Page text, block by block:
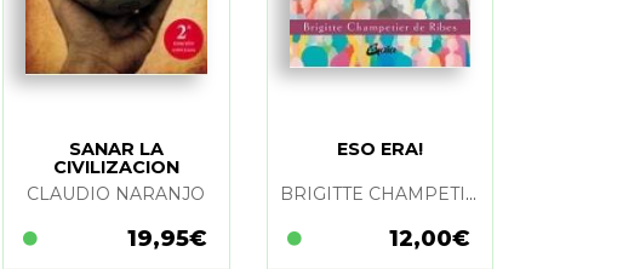
SANAR LA
CIVILIZACION
CLAUDIO NARANJO
19,95€
ESO ERA!
BRIGITTE CHAMPETIER
12,00€